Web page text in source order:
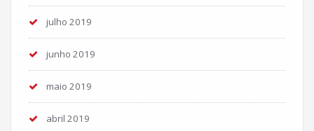
julho 2019
junho 2019
maio 2019
abril 2019